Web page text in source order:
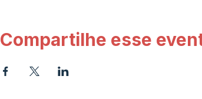
Compartilhe esse